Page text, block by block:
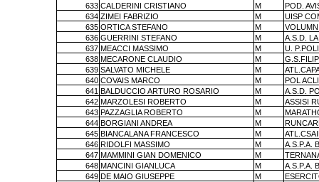
633 CALDERINI CRISTIANO M
POD.
634 ZIMEI FABRIZIO M
UISP
635 ORTICA STEFANO M
636 GUERRINI STEFANO M
A.S.D.
637 MEACCI MASSIMO M
U.
638 MECARONE CLAUDIO M
639 SALVATO MICHELE M
640 COVAIS MARCO M
POL
641 BALDUCCIO ARTURO ROSARIO M
A.S.D.
642 MARZOLESI ROBERTO M
ASSISI
643 PAZZAGLIA ROBERTO M
644 BORGIANI ANDREA M
645 BIANCALANA FRANCESCO M
646 RIDOLFI MASSIMO M
A.S.P.A.
647 MAMMINI GIAN DOMENICO M
648 MANCINI GIANLUCA M
A.S.P.A.
649 DE MAIO GIUSEPPE M